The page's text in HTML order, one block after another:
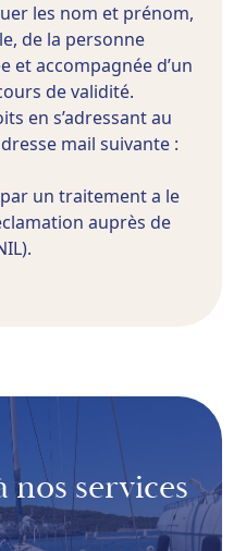
les nom et prénom,
de la personne
et accompagnée d’un
de validité.
en s’adressant au
mail suivante :
un traitement a le
auprès de
nos services